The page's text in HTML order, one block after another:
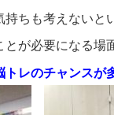
ちも考えないと
が必要になる場
トレのチャンスが